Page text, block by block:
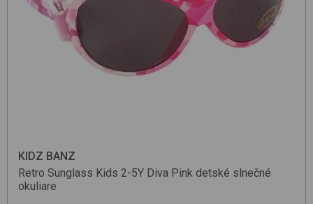
KIDZ BANZ
Retro Sunglass Kids 2-5Y Diva Pink detské slnečné
okuliare